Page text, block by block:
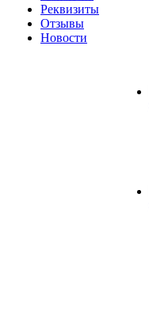
Реквизиты
Отзывы
Новости